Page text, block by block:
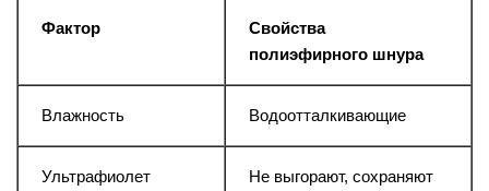
Фактор
Свойства
полиэфирного шнура
Влажность Водоотталкивающие
Ультрафиолет
Не выгорают, сохраняют